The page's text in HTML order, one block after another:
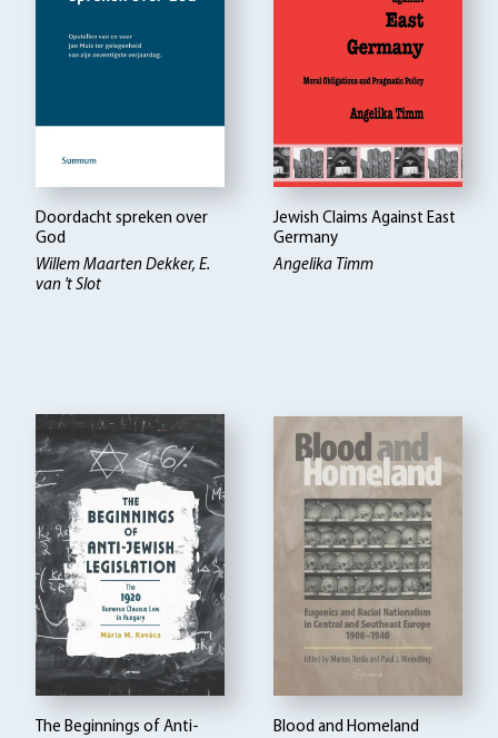
Doordacht spreken over
God
Willem Maarten Dekker, E.
van 't Slot
Jewish Claims Against East
Germany
Angelika Timm
The Beginnings of Anti-
Blood and Homeland